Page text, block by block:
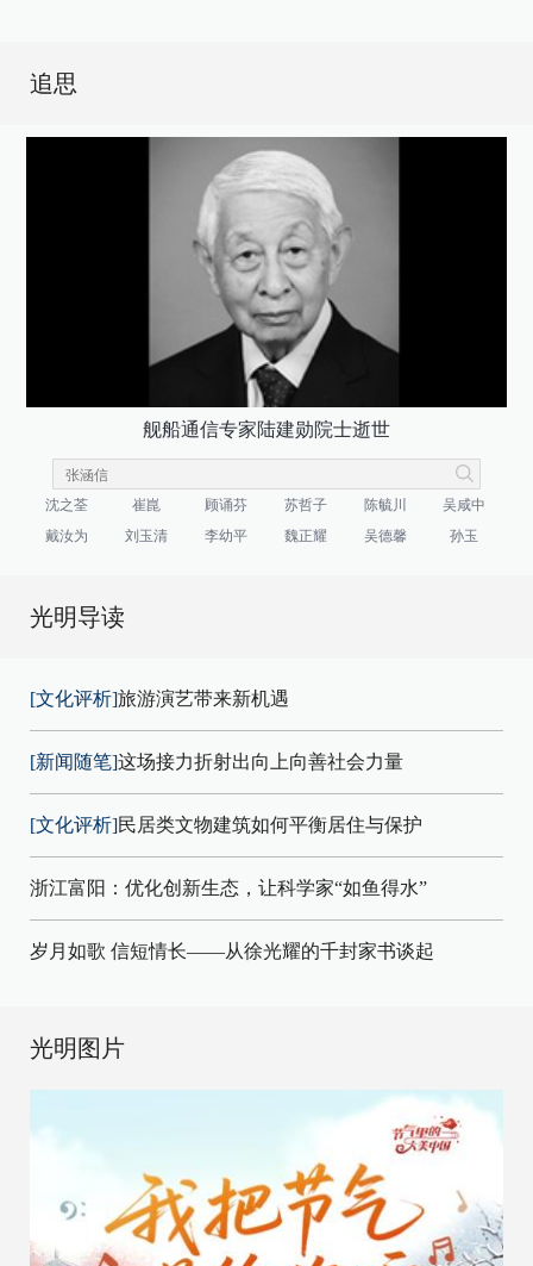
追思
舰船通信专家陆建勋院士逝世
沈之荃 崔崑 顾诵芬 苏哲子 陈毓川
吴咸中
戴汝为
刘玉清 李幼平 魏正耀 吴德馨 孙玉
光明导读
[文化评析]旅游演艺带来新机遇
[新闻随笔]这场接力折射出向上向善社会力量
[文化评析]民居类文物建筑如何平衡居住与保护
浙江富阳：优化创新生态，让科学家“如鱼得水”
岁月如歌 信短情长——从徐光耀的千封家书谈起
光明图片